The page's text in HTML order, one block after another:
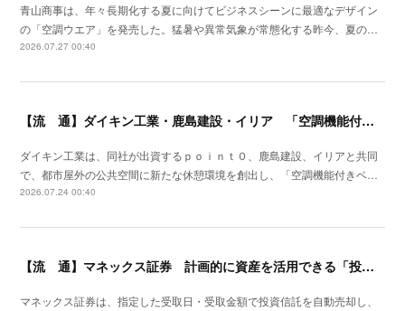
青山商事は、年々長期化する夏に向けてビジネスシーンに最適なデザイン
の「空調ウエア」を発売した。猛暑や異常気象が常態化する昨今、夏の…
2026.07.27 00:40
【流 通】ダイキン工業・鹿島建設・イリア 「空調機能付きベンチ」の事業性を検証
ダイキン工業は、同社が出資するｐｏｉｎｔ０、鹿島建設、イリアと共同
で、都市屋外の公共空間に新たな休憩環境を創出し、「空調機能付きベ…
2026.07.24 00:40
【流 通】マネックス証券 計画的に資産を活用できる「投信定期売却」の提供開始
マネックス証券は、指定した受取日・受取金額で投資信託を自動売却し、